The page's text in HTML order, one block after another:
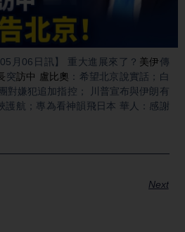
Video
月06日訊】 重大進展來了？ 美伊傳
突訪中 盧比奧 ：希望北京說實話；白
對嫌犯追加指控； 川普宣布與伊朗有
護航；專為看神韻飛日本 華人：感謝
Next